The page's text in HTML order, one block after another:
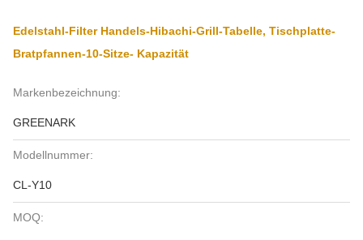
Edelstahl-Filter Handels-Hibachi-Grill-Tabelle, Tischplatte-
Bratpfannen-10-Sitze- Kapazität
Markenbezeichnung:
GREENARK
Modellnummer:
CL-Y10
MOQ: